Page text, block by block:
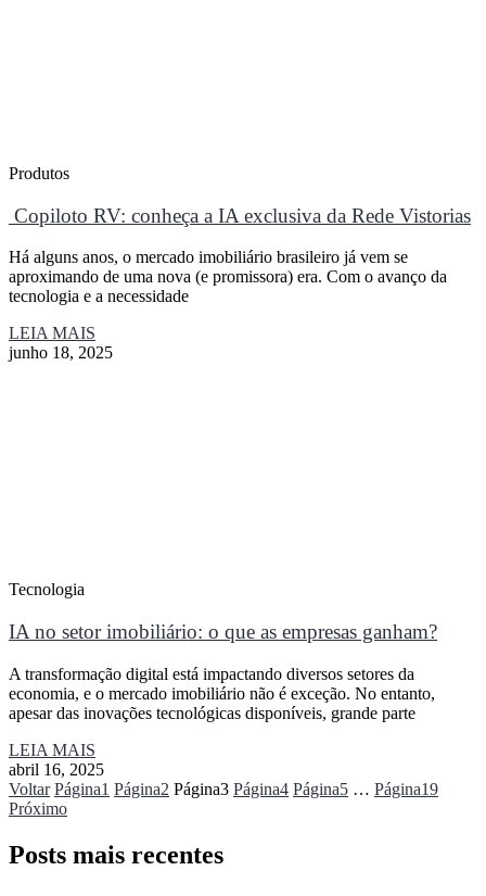
Produtos
Copiloto RV: conheça a IA exclusiva da Rede Vistorias
Há alguns anos, o mercado imobiliário brasileiro já vem se
aproximando de uma nova (e promissora) era. Com o avanço da
tecnologia e a necessidade
LEIA MAIS
junho 18, 2025
Tecnologia
IA no setor imobiliário: o que as empresas ganham?
A transformação digital está impactando diversos setores da
economia, e o mercado imobiliário não é exceção. No entanto,
apesar das inovações tecnológicas disponíveis, grande parte
LEIA MAIS
abril 16, 2025
Voltar Página1 Página2 Página3 Página4 Página5 … Página19
Próximo
Posts mais recentes